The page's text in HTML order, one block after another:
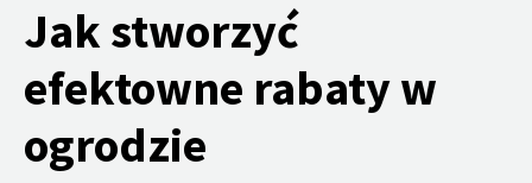
Jak stworzyć
efektowne rabaty w
ogrodzie